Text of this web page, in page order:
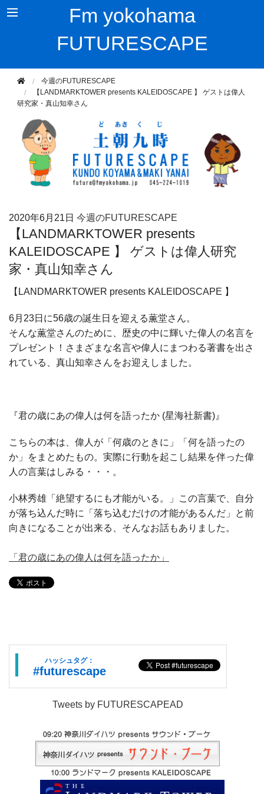
Fm yokohama
FUTURESCAPE
今週のFUTURESCAPE
【LANDMARKTOWER presents KALEIDOSCAPE 】 ゲストは偉人
研究家・真山知幸さん
2020年6月21日 今週のFUTURESCAPE
【LANDMARKTOWER presents
KALEIDOSCAPE 】 ゲストは偉人研究
家・真山知幸さん
【LANDMARKTOWER presents KALEIDOSCAPE 】
6月23日に56歳の誕生日を迎える薫堂さん。
そんな薫堂さんのために、歴史の中に輝いた偉人の名言を
プレゼント！さまざまな名言や偉人にまつわる著書を出さ
れている、真山知幸さんをお迎えしました。
『君の歳にあの偉人は何を語ったか (星海社新書)』
こちらの本は、偉人が「何歳のときに」「何を語ったの
か」をまとめたもの。実際に行動を起こし結果を伴った偉
人の言葉はしみる・・・。
小林秀雄「絶望するにも才能がいる。」この言葉で、自分
が落ち込んだ時に「落ち込むだけの才能があるんだ」と前
向きになることが出来る、そんなお話もありました。
「君の歳にあの偉人は何を語ったか」
ハッシュタグ：
#futurescape
Tweets by FUTURESCAPEAD